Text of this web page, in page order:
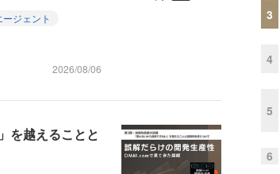
ージェント
2026/08/06
を越えることと
3
4
5
6